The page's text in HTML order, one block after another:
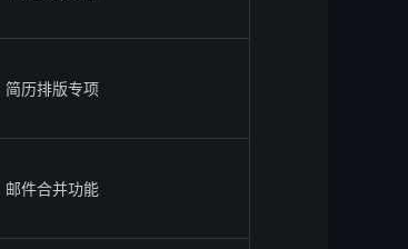
简历排版专项
邮件合并功能